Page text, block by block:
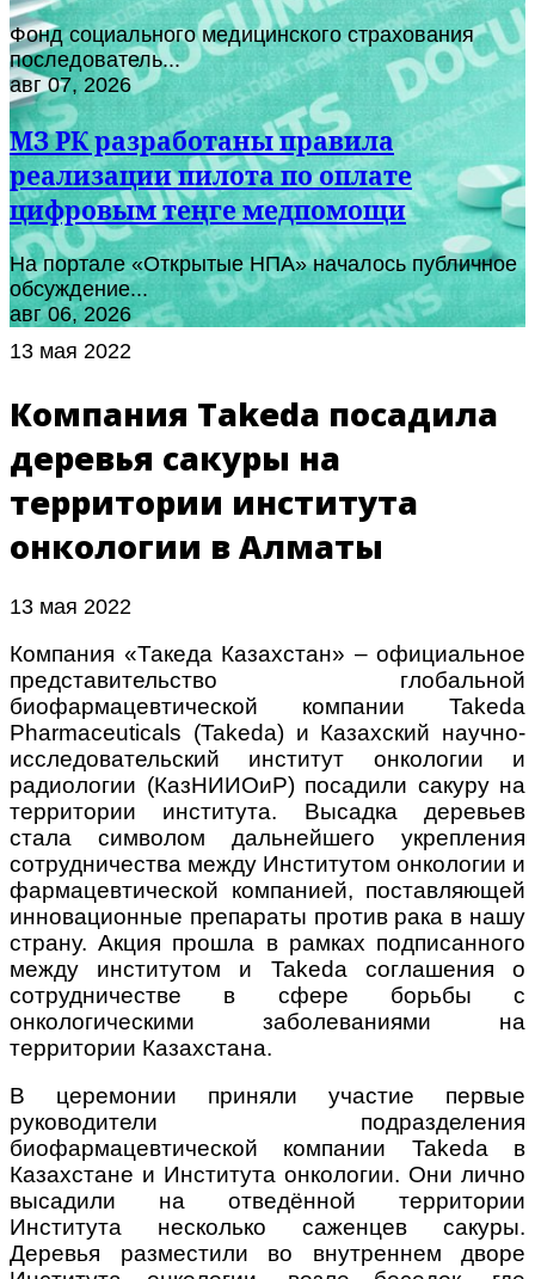
Фонд социального медицинского страхования
последователь...
авг 07, 2026
МЗ РК разработаны правила
реализации пилота по оплате
цифровым теңге медпомощи
На портале «Открытые НПА» началось публичное
обсуждение...
авг 06, 2026
13 мая 2022
Компания Takeda посадила
деревья сакуры на
территории института
онкологии в Алматы
13 мая 2022
Компания «Такеда Казахстан» – официальное
представительство глобальной
биофармацевтической компании Takeda
Pharmaceuticals (Takeda) и Казахский научно-
исследовательский институт онкологии и
радиологии (КазНИИОиР) посадили сакуру на
территории института. Высадка деревьев
стала символом дальнейшего укрепления
сотрудничества между Институтом онкологии и
фармацевтической компанией, поставляющей
инновационные препараты против рака в нашу
страну. Акция прошла в рамках подписанного
между институтом и Takeda соглашения о
сотрудничестве в сфере борьбы с
онкологическими заболеваниями на
территории Казахстана.
В церемонии приняли участие первые
руководители подразделения
биофармацевтической компании Takeda в
Казахстане и Института онкологии. Они лично
высадили на отведённой территории
Института несколько саженцев сакуры.
Деревья разместили во внутреннем дворе